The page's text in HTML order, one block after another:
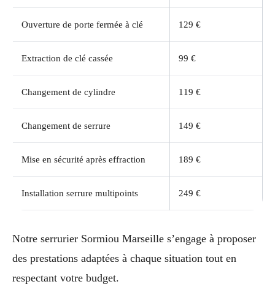
Ouverture de porte fermée à clé 129 €
Extraction de clé cassée 99 €
Changement de cylindre 119 €
Changement de serrure 149 €
Mise en sécurité après effraction 189 €
Installation serrure multipoints 249 €
Notre serrurier Sormiou Marseille s’engage à proposer
des prestations adaptées à chaque situation tout en
respectant votre budget.